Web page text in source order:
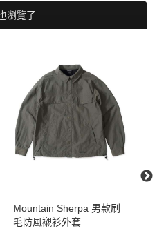
瀏覽了
Mountain Sherpa 男款刷
毛防風襯衫外套